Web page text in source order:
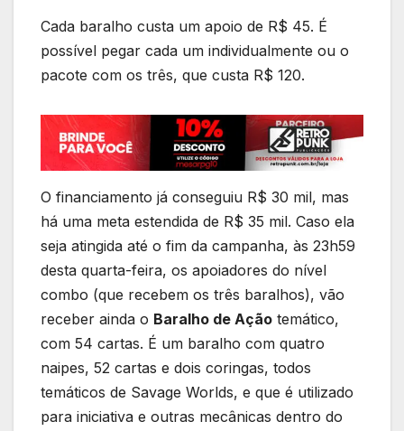
Cada baralho custa um apoio de R$ 45. É
possível pegar cada um individualmente ou o
pacote com os três, que custa R$ 120.
O financiamento já conseguiu R$ 30 mil, mas
há uma meta estendida de R$ 35 mil. Caso ela
seja atingida até o fim da campanha, às 23h59
desta quarta-feira, os apoiadores do nível
combo (que recebem os três baralhos), vão
receber ainda o Baralho de Ação temático,
com 54 cartas. É um baralho com quatro
naipes, 52 cartas e dois coringas, todos
temáticos de Savage Worlds, e que é utilizado
para iniciativa e outras mecânicas dentro do